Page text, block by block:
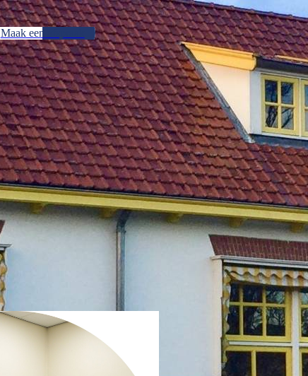
Maak een afspraak